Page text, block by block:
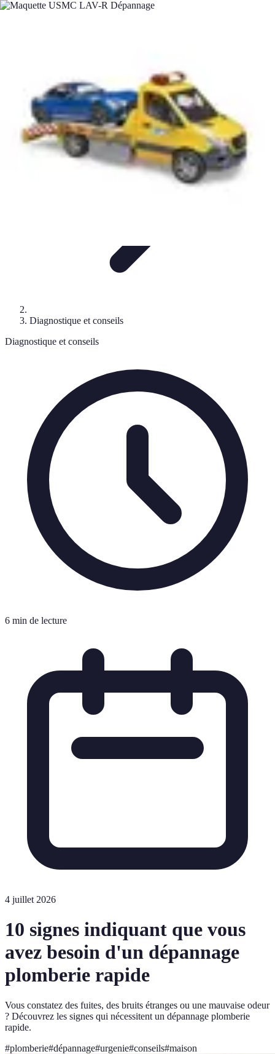
Plomberie Rapide
Diagnostique et conseils
Diagnostique et conseils
6 min de lecture
4 juillet 2026
10 signes indiquant que vous
avez besoin d'un dépannage
plomberie rapide
Vous constatez des fuites, des bruits étranges ou une mauvaise odeur
? Découvrez les signes qui nécessitent un dépannage plomberie
rapide.
#plomberie#dépannage#urgenie#conseils#maison